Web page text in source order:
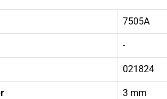
7505A
-
021824
3 mm